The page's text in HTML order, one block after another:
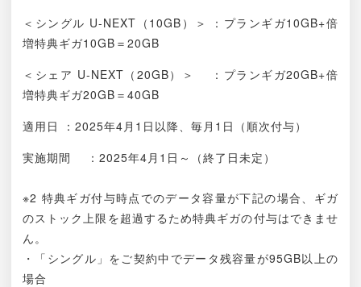
＜シングル U-NEXT（10GB）＞ ：プランギガ10GB+倍
増特典ギガ10GB＝20GB
＜シェア U-NEXT（20GB）＞ ：プランギガ20GB+倍
増特典ギガ20GB＝40GB
適用日 ：2025年4月1日以降、毎月1日（順次付与）
実施期間 ：2025年4月1日～（終了日未定）
※2 特典ギガ付与時点でのデータ容量が下記の場合、ギガ
のストック上限を超過するため特典ギガの付与はできませ
ん。
・「シングル」をご契約中でデータ残容量が95GB以上の
場合